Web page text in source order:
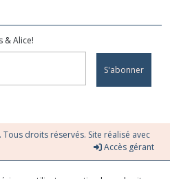
& Alice!
S'abonner
Tous droits réservés. Site réalisé avec
Accès gérant